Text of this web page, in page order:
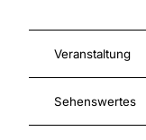
Veranstaltung
Sehenswertes